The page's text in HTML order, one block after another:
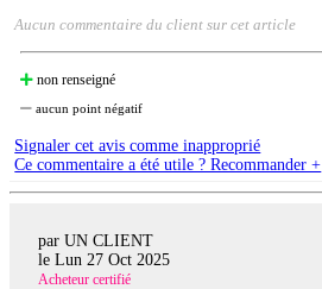
Aucun commentaire du client sur cet article
non renseigné
aucun point négatif
Signaler cet avis comme inapproprié
Ce commentaire a été utile ? Recommander +
par UN CLIENT
le Lun 27 Oct 2025
Acheteur certifié